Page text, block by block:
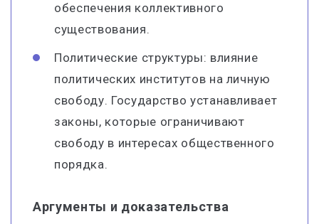
обеспечения коллективного
существования.
Политические структуры: влияние
политических институтов на личную
свободу. Государство устанавливает
законы, которые ограничивают
свободу в интересах общественного
порядка.
Аргументы и доказательства